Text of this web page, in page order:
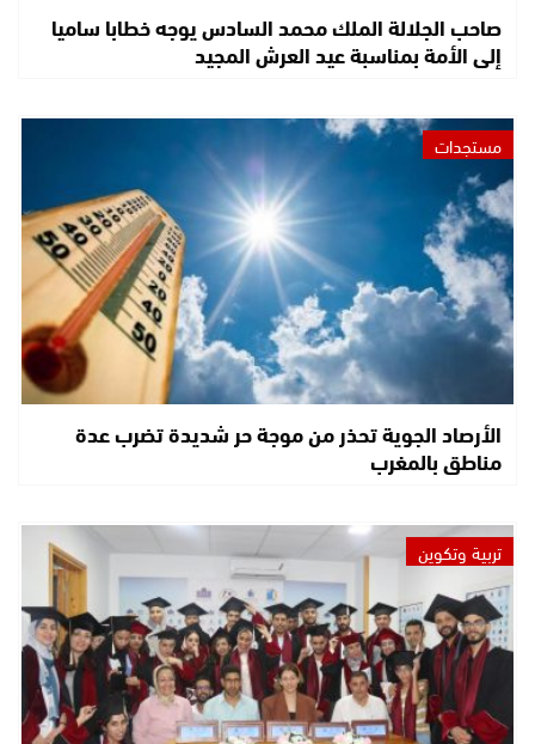
صاحب الجلالة الملك محمد السادس يوجه خطابا ساميا
إلى الأمة بمناسبة عيد العرش المجيد
مستجدات
الأرصاد الجوية تحذر من موجة حر شديدة تضرب عدة
مناطق بالمغرب
تربية وتكوين